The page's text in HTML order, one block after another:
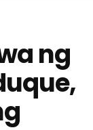
ng